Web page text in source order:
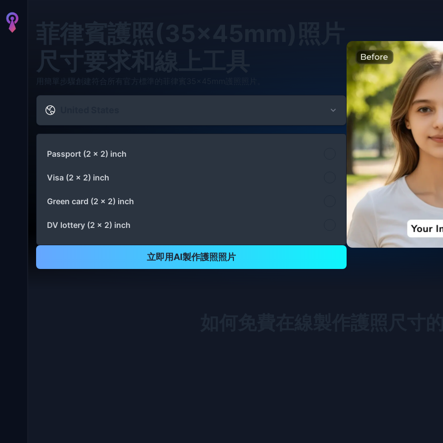
菲律賓護照(35×45mm)照片
尺寸要求和線上工具
用簡單步驟創建符合所有官方標準的菲律賓35×45mm護照照片。
Passport (2 x 2) inch
Visa (2 x 2) inch
Green card (2 x 2) inch
DV lottery (2 x 2) inch
立即用AI製作護照照片